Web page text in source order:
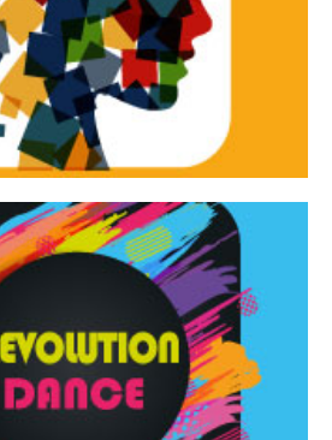
dinamiche
è una rassegna di teatro
e sperimentale.
Dance
contemporanea – I Edizione